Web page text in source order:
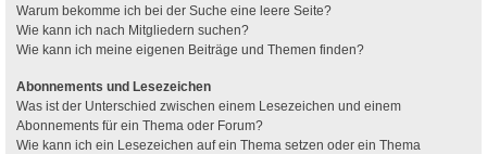
Warum bekomme ich bei der Suche eine leere Seite?
Wie kann ich nach Mitgliedern suchen?
Wie kann ich meine eigenen Beiträge und Themen finden?
Abonnements und Lesezeichen
Was ist der Unterschied zwischen einem Lesezeichen und einem
Abonnements für ein Thema oder Forum?
Wie kann ich ein Lesezeichen auf ein Thema setzen oder ein Thema